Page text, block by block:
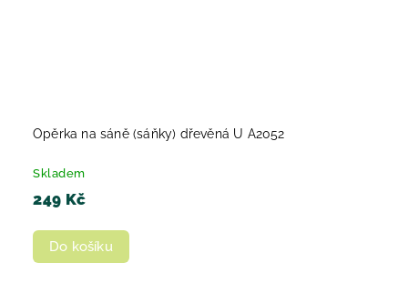
Opěrka na sáně (sáňky) dřevěná U A2052
Skladem
249 Kč
Do košíku